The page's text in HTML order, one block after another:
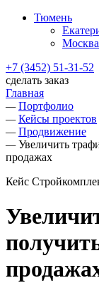
Тюмень
Москва
+7 (3452) 51-31-52
сделать заказ
Главная
— Портфолио
— Кейсы проектов
— Продвижение
— Увеличить
продажах
Кейс